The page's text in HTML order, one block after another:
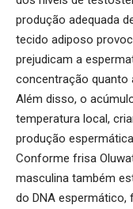
produção adequada
tecido adiposo
prejudicam a
concentração quanto
Além disso, o
temperatura local,
produção
Conforme frisa
masculina também
do DNA